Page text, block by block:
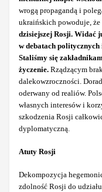
wrogą propagandą i
ukraińskich powoduje, że
dzisiejszej Rosji. Widać
w debatach
Staliśmy się
życzenie. Rządzącym
dalekowzroczności.
oderwany od realiów.
własnych interesów i
szkodzenia Rosji
dyplomatyczną.
Atuty Rosji
Dekompozycja
zdolność Rosji do